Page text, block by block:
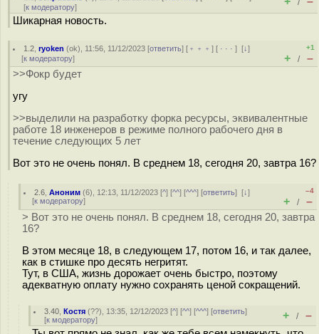
[к модератору] /
Шикарная новость.
1.2 ,ryoken (ok), 11:56, 11/12/2023 [ответить] [ ﹢﹢﹢] [ · · ·][↓]
[к модератору]
+1
+ / –
>>Фокр будет
угу
>>выделили на разработку форка ресурсы, эквивалентные
работе 18 инженеров в режиме полного рабочего дня в
течение следующих 5 лет
Вот это не очень понял. В среднем 18, сегодня 20, завтра 16?
2.6 ,Аноним (6), 12:13, 11/12/2023 [^] [^^] [^^^] [ответить][↓]
[к модератору]
–4
+ / –
> Вот это не очень понял. В среднем 18, сегодня 20, завтра
16?
В этом месяце 18, в следующем 17, потом 16, и так далее,
как в стишке про десять негритят.
Тут, в США, жизнь дорожает очень быстро, поэтому
адекватную оплату нужно сохранять ценой сокращений.
3.40 ,Костя (??), 13:35, 12/12/2023 [^] [^^] [^^^] [ответить]
[к модератору] + / –